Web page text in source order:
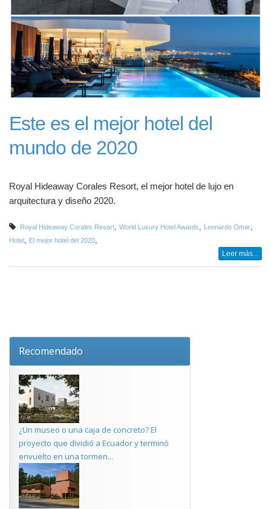
Este es el mejor hotel del
mundo de 2020
Royal Hideaway Corales Resort, el mejor hotel de lujo en
arquitectura y diseño 2020.
Royal Hideaway Corales Resort, World Luxury Hotel Awards, Leonardo Omar,
Hotel, El mejor hotel del 2020,
Leer más...
Recomendado
¿Un museo o una caja de concreto? El
proyecto que dividió a Ecuador y terminó
envuelto en una tormen...